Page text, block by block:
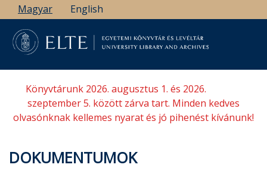
Ugrás
a
tartalomra
Magyar English
Könyvtárunk 2026. augusztus 1. és 2026.
szeptember 5. között zárva tart. Minden kedves
olvasónknak kellemes nyarat és jó pihenést kívánunk!
DOKUMENTUMOK